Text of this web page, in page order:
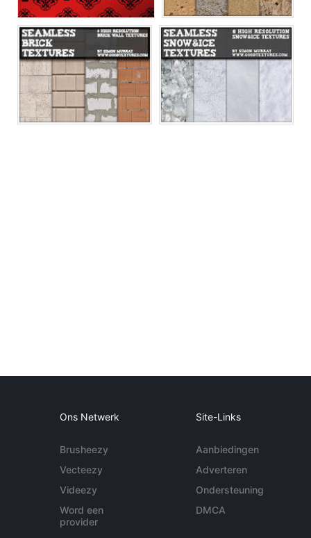
Ons Netwerk
Brusheezy
Vecteezy
Videezy
Word een
provider
Site-Links
Aanbiedingen
Adverteren
Ondersteuning
DMCA